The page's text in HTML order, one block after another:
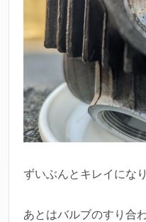
ずいぶんとキレイにな
あとはバルブのすり合